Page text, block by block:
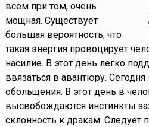
всем при том, очень
мощная. Существует
большая вероятность, что
такая энергия провоцирует
насилие. В этот день легко
ввязаться в авантюру.
обольщения. В этот день в
высвобождаются инстинкты
склонность к дракам. Следует